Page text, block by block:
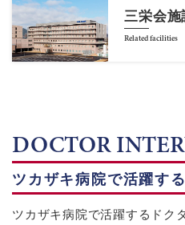
三栄会施
Related facilities
DOCTOR
ツカザキ病院で活躍す
ツカザキ病院で活躍するドク